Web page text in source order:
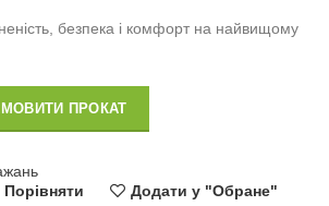
безпека і комфорт на найвищому
ПРОКАТ
Порівняти Додати у "Обране"